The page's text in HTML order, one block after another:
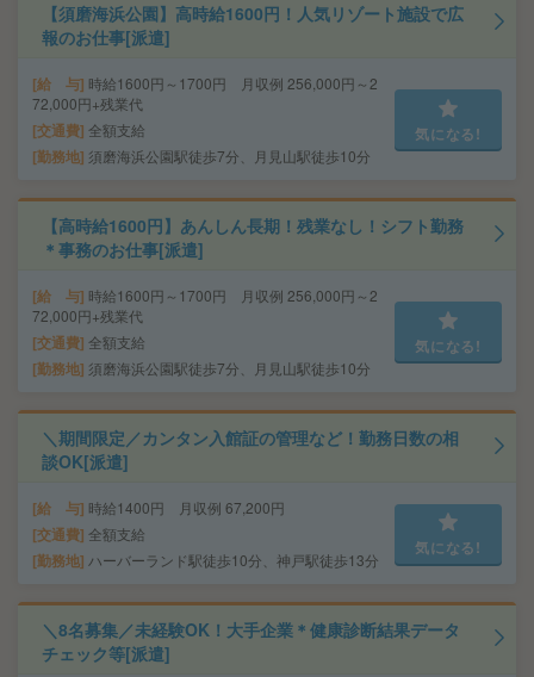
【須磨海浜公園】高時給1600円！人気リゾート施設で広
報のお仕事[派遣]
給 与 時給1600円～1700円 月収例 256,000円～2
72,000円+残業代
交通費 全額支給
勤務地 須磨海浜公園駅徒歩7分、月見山駅徒歩10分
気になる!
【高時給1600円】あんしん長期！残業なし！シフト勤務
＊事務のお仕事[派遣]
給 与 時給1600円～1700円 月収例 256,000円～2
72,000円+残業代
交通費 全額支給
勤務地 須磨海浜公園駅徒歩7分、月見山駅徒歩10分
気になる!
＼期間限定／カンタン入館証の管理など！勤務日数の相
談OK[派遣]
給 与 時給1400円 月収例 67,200円
交通費 全額支給
勤務地 ハーバーランド駅徒歩10分、神戸駅徒歩13分
気になる!
＼8名募集／未経験OK！大手企業＊健康診断結果データ
チェック等[派遣]